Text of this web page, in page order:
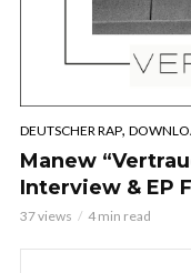
DEUTSCHER RAP,
Manew
Interview & EP
37 views 4 min read